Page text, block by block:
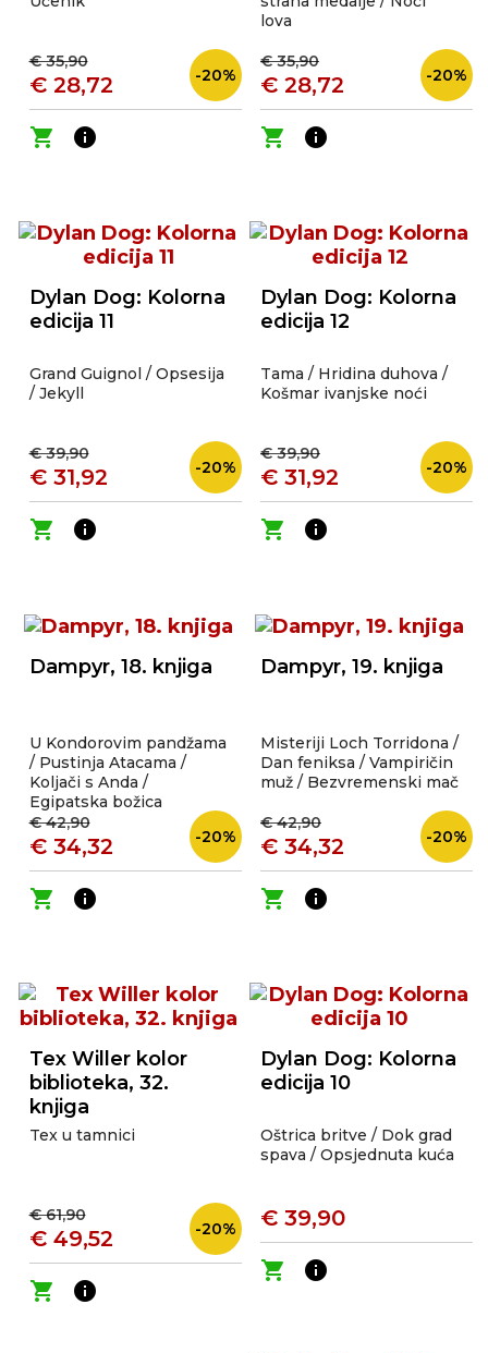
€ 35,90
€ 28,72 -20%
shopping_cart info
lova
€ 35,90
€ 28,72 -20%
shopping_cart info
Dylan Dog: Kolorna
edicija 11
Grand Guignol / Opsesija
/ Jekyll
€ 39,90
€ 31,92 -20%
shopping_cart info
Dylan Dog: Kolorna
edicija 12
Tama / Hridina duhova /
Košmar ivanjske noći
€ 39,90
€ 31,92 -20%
shopping_cart info
Dampyr, 18. knjiga
U Kondorovim pandžama
/ Pustinja Atacama /
Koljači s Anda /
Egipatska božica
€ 42,90
€ 34,32 -20%
shopping_cart info
Dampyr, 19. knjiga
Misteriji Loch Torridona /
Dan feniksa / Vampiričin
muž / Bezvremenski mač
€ 42,90
€ 34,32 -20%
shopping_cart info
Tex Willer kolor
biblioteka, 32.
knjiga
Tex u tamnici
€ 61,90
€ 49,52 -20%
shopping_cart info
Dylan Dog: Kolorna
edicija 10
Oštrica britve / Dok grad
spava / Opsjednuta kuća
€ 39,90
shopping_cart
info